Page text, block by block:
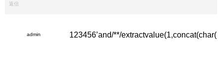
返信
admin 123456’and/**/